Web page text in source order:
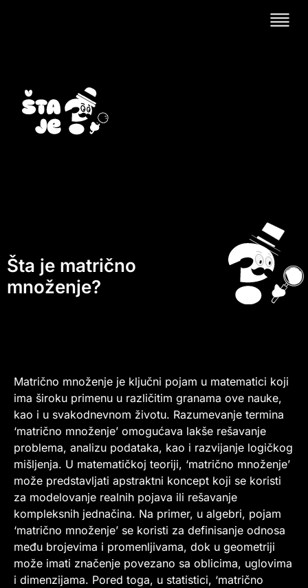
Šta je matrično
množenje?
Matrično množenje je ključni pojam u matematici koji
ima široku primenu u različitim granama ove nauke,
kao i u svakodnevnom životu. Razumevanje termina
‘matrično množenje’ omogućava lakše rešavanje
problema, analizu podataka, kao i razvijanje logičkog
mišljenja. U matematičkoj teoriji, ‘matrično množenje’
može predstavljati apstraktni koncept koji se koristi
za modelovanje realnih pojava ili rešavanje
kompleksnih jednačina. Na primer, u algebri, pojam
‘matrično množenje’ se koristi za definisanje odnosa
među brojevima i promenljivama, dok u geometriji
može imati značenje povezano sa oblicima, uglovima
i dimenzijama. Pored toga, u statistici, ‘matrično